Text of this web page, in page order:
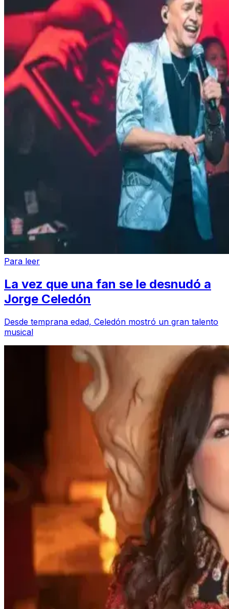
Para leer
La vez que una fan se le desnudó a
Jorge Celedón
Desde temprana edad, Celedón mostró un gran talento
musical